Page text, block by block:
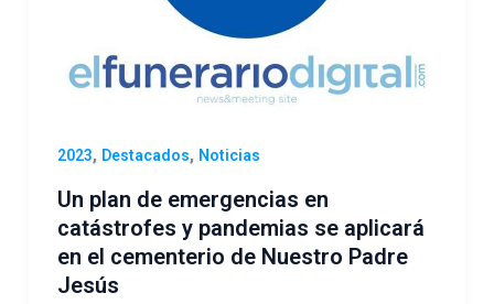
2023, Destacados, Noticias
Un plan de emergencias en
catástrofes y pandemias se aplicará
en el cementerio de Nuestro Padre
Jesús